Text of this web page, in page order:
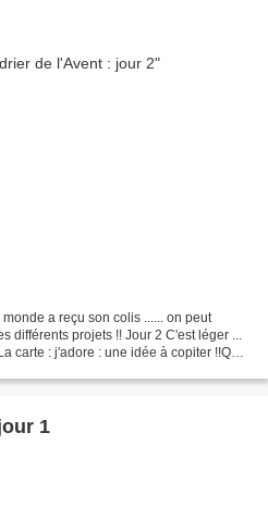
a reçu son colis ...... on peut
différents projets !! Jour 2 C'est léger ...
carte : j'adore : une idée à copiter !!Que
1